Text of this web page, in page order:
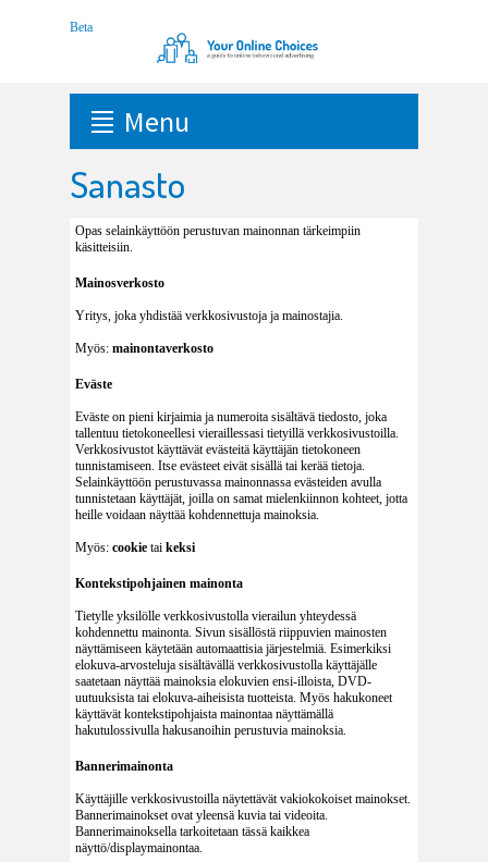
Menu
Sanasto
Opas selainkäyttöön perustuvan mainonnan tärkeimpiin
käsitteisiin.
Mainosverkosto
Yritys, joka yhdistää verkkosivustoja ja mainostajia.
Myös: mainontaverkosto
Eväste
Eväste on pieni kirjaimia ja numeroita sisältävä tiedosto, joka
tallentuu tietokoneellesi vieraillessasi tietyillä verkkosivustoilla.
Verkkosivustot käyttävät evästeitä käyttäjän tietokoneen
tunnistamiseen. Itse evästeet eivät sisällä tai kerää tietoja.
Selainkäyttöön perustuvassa mainonnassa evästeiden avulla
tunnistetaan käyttäjät, joilla on samat mielenkiinnon kohteet, jotta
heille voidaan näyttää kohdennettuja mainoksia.
Myös: cookie tai keksi
Kontekstipohjainen mainonta
Tietylle yksilölle verkkosivustolla vierailun yhteydessä
kohdennettu mainonta. Sivun sisällöstä riippuvien mainosten
näyttämiseen käytetään automaattisia järjestelmiä. Esimerkiksi
elokuva-arvosteluja sisältävällä verkkosivustolla käyttäjälle
saatetaan näyttää mainoksia elokuvien ensi-illoista, DVD-
uutuuksista tai elokuva-aiheisista tuotteista. Myös hakukoneet
käyttävät kontekstipohjaista mainontaa näyttämällä
hakutulossivulla hakusanoihin perustuvia mainoksia.
Bannerimainonta
Käyttäjille verkkosivustoilla näytettävät vakiokokoiset mainokset.
Bannerimainokset ovat yleensä kuvia tai videoita.
Bannerimainoksella tarkoitetaan tässä kaikkea
näyttö/displaymainontaa.